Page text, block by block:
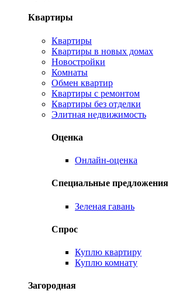
Квартиры
Квартиры
Квартиры в новых домах
Новостройки
Комнаты
Обмен квартир
Квартиры с ремонтом
Квартиры без отделки
Элитная недвижимость
Оценка
Онлайн-оценка
Специальные предложения
Зеленая гавань
Спрос
Куплю квартиру
Куплю комнату
Загородная